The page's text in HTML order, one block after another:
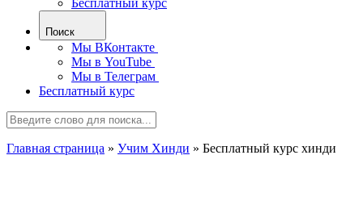
Поиск
Мы ВКонтакте
Мы в YouTube
Мы в Телеграм
Бесплатный курс
Главная страница » Учим Хинди » Бесплатный курс хинди